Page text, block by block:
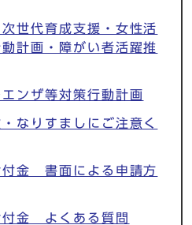
世代育成支援・女性活
計画・障がい者活躍推
ンザ等対策行動計画
なりすましにご注意く
付金 書面による申請方
付金 よくある質問